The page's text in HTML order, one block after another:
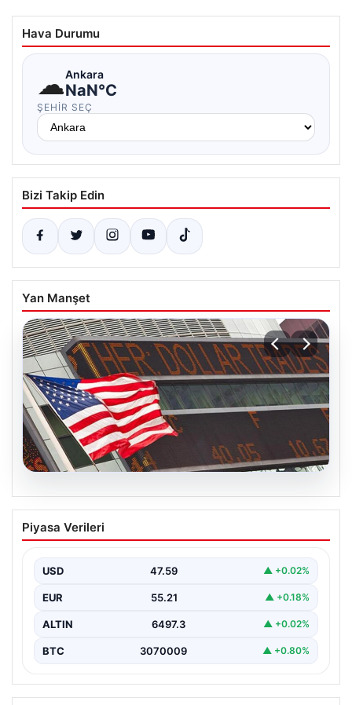
Hava Durumu
☁Ankara
NaN°C
ŞEHIR SEÇ
Bizi Takip Edin
Yan Manşet
FED faiz kararı ne zaman açıklanacak?
Nisan ayı faiz beklentisi belli oldu
Piyasa Verileri
USD 47.59 ▲ +0.02%
EUR 55.21 ▲ +0.18%
ALTIN 6497.3 ▲ +0.02%
BTC 3070009 ▲ +0.80%